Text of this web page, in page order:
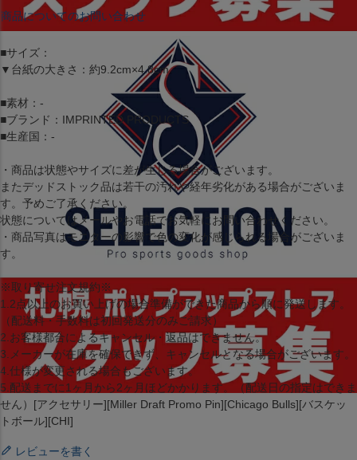
商品についてのお問い合わせ
■サイズ：
▼台紙の大きさ：約9.2cm×4.8cm
■素材：-
■ブランド：IMPRINTED PRODUCTS
■生産国：-
・商品は状態やサイズに差が生じる場合がございます。
またデッドストック品は若干の汚れや経年劣化がある場合がございま
す。予めご了承ください。
状態についてはメールやお電話でお気軽にお問い合わせください。
・商品写真はモニターの影響で色の変化が感じられる場合がございま
す。
※取り寄せ注文規約※
1.2点以上のお買い上げの場合準備ができた商品から順に発送します。
（配送料・手数料は初回発送分のみご請求）
2.お客様都合によるキャンセル・返品はできません。
3.メーカーが在庫を確保できず、キャンセルとなる場合がございます。
4.仕様が変更される場合もございます。
5.配送までに1ヶ月から2ヶ月ほどかかります。（配送日の指定はできま
せん）[アクセサリー][Miller Draft Promo Pin][Chicago Bulls][バスケッ
トボール][CHI]
レビューを書く